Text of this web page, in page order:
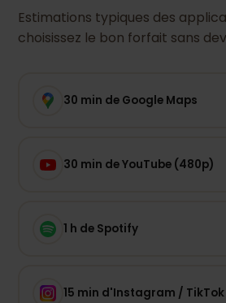
Estimations typiques des
choisissez le bon forfait sans
30 min de Google Maps
30 min de YouTube (480p)
1 h de Spotify
15 min d'Instagram / TikTok